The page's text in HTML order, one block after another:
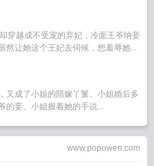
穿越成不受宠的弃妃，冷面王爷纳妾
然让她这个王妃去伺候，想羞辱她...
又成了小姐的陪嫁丫鬟。小姐婚后多
的妾。小姐握着她的手说...
www.popowen.com